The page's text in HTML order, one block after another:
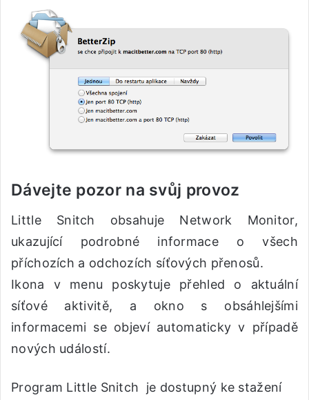
Dávejte pozor na svůj provoz
Little Snitch obsahuje Network Monitor,
ukazující podrobné informace o všech
příchozích a odchozích síťových přenosů.
Ikona v menu poskytuje přehled o aktuální
síťové aktivitě, a okno s obsáhlejšími
informacemi se objeví automaticky v případě
nových událostí.
Program Little Snitch je dostupný ke stažení